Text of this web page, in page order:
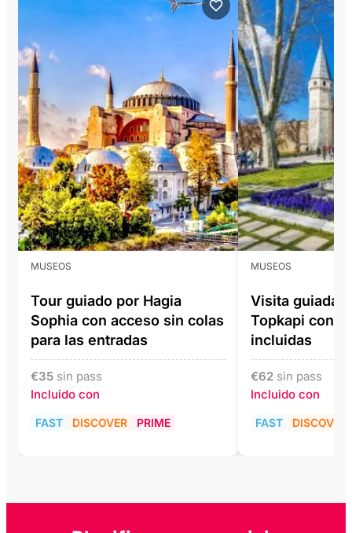
MUSEOS
Tour guiado por Hagia
Sophia con acceso sin colas
para las entradas
€35 sin pass
Incluido con
FAST DISCOVER PRIME
MUSEOS
Visita guiada
Topkapi con
incluidas
€62 sin pass
Incluido con
FAST DISCOVER